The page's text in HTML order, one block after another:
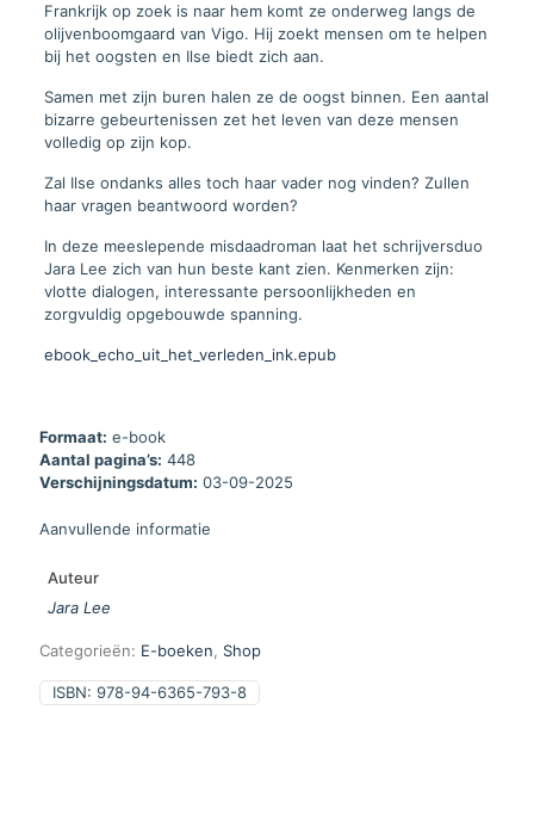
Frankrijk op zoek is naar hem komt ze onderweg langs de
olijvenboomgaard van Vigo. Hij zoekt mensen om te helpen
bij het oogsten en Ilse biedt zich aan.
Samen met zijn buren halen ze de oogst binnen. Een aantal
bizarre gebeurtenissen zet het leven van deze mensen
volledig op zijn kop.
Zal Ilse ondanks alles toch haar vader nog vinden? Zullen
haar vragen beantwoord worden?
In deze meeslepende misdaadroman laat het schrijversduo
Jara Lee zich van hun beste kant zien. Kenmerken zijn:
vlotte dialogen, interessante persoonlijkheden en
zorgvuldig opgebouwde spanning.
ebook_echo_uit_het_verleden_ink.epub
Formaat: e-book
Aantal pagina’s: 448
Verschijningsdatum: 03-09-2025
Aanvullende informatie
Auteur
Jara Lee
Categorieën: E-boeken Shop
ISBN: 978-94-6365-793-8